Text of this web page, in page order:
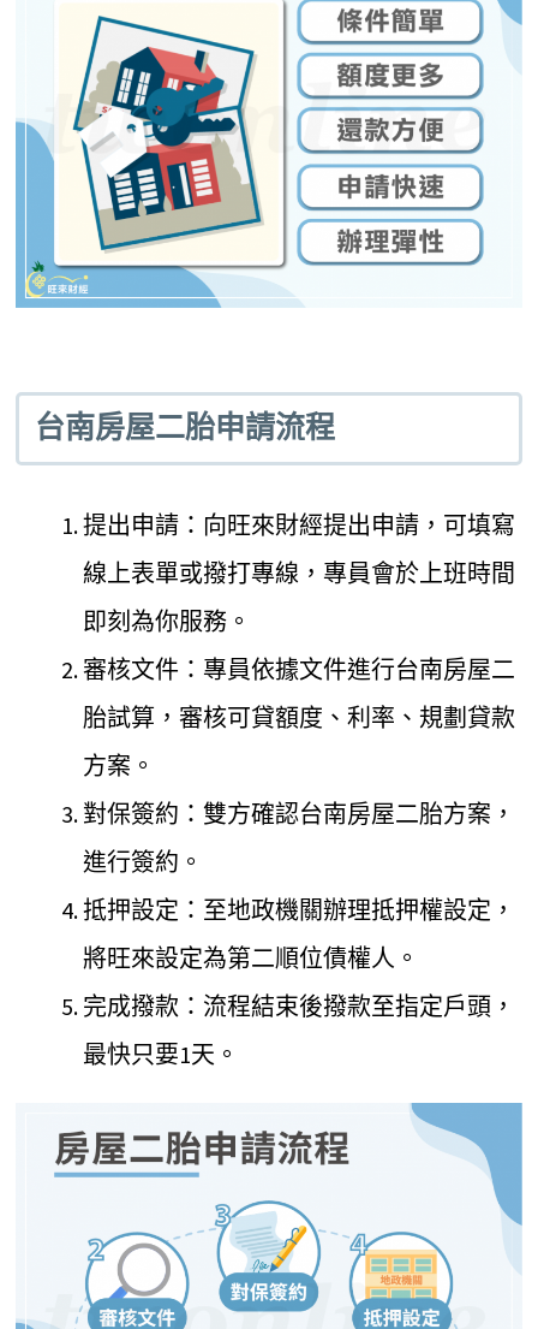
台南房屋二胎申請流程
提出申請：向旺來財經提出申請，可填寫
線上表單或撥打專線，專員會於上班時間
即刻為你服務。
審核文件：專員依據文件進行台南房屋二
胎試算，審核可貸額度、利率、規劃貸款
方案。
對保簽約：雙方確認台南房屋二胎方案，
進行簽約。
抵押設定：至地政機關辦理抵押權設定，
將旺來設定為第二順位債權人。
完成撥款：流程結束後撥款至指定戶頭，
最快只要1天。